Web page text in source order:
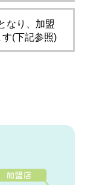
なり、加盟
(下記参照)